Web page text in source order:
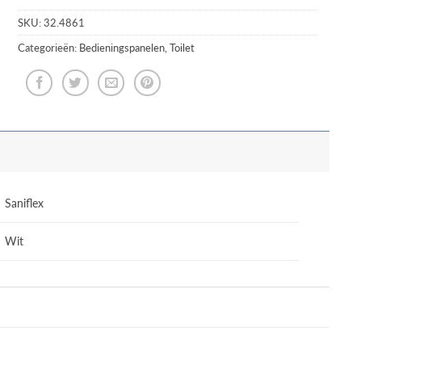
SKU:32.4861
Categorieën: Bedieningspanelen ,Toilet
Saniflex
Wit